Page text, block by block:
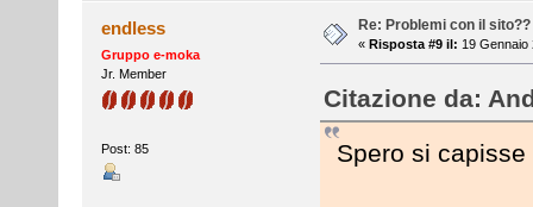
endless
Gruppo e-moka
Jr. Member
Post: 85
Re: Problemi con il sito??
« Risposta #9 il: 19 Gennaio
Citazione da:
Spero si